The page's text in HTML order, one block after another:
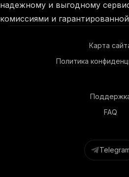
надежному и выгодному
комиссиями и
Карта
Политика
FAQ